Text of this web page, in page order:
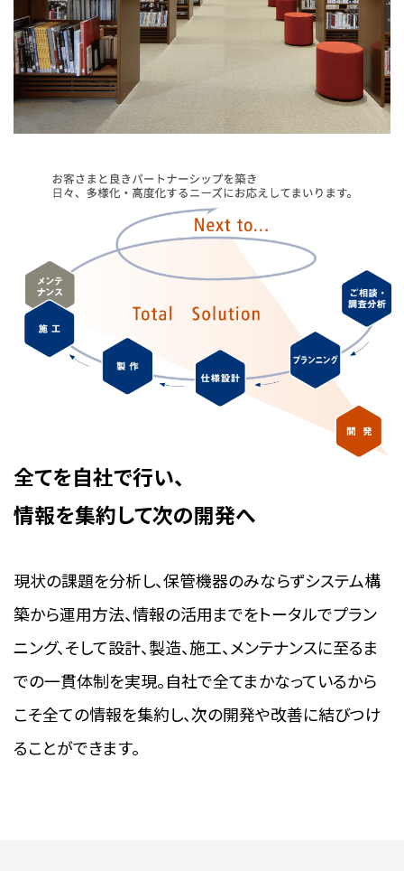
全てを自社で行い、
情報を集約して次の開発へ
現状の課題を分析し、保管機器のみならずシステム構
築から運用方法、情報の活用までをトータルでプラン
ニング、そして設計、製造、施工、メンテナンスに至るま
での一貫体制を実現。自社で全てまかなっているから
こそ全ての情報を集約し、次の開発や改善に結びつけ
ることができます。